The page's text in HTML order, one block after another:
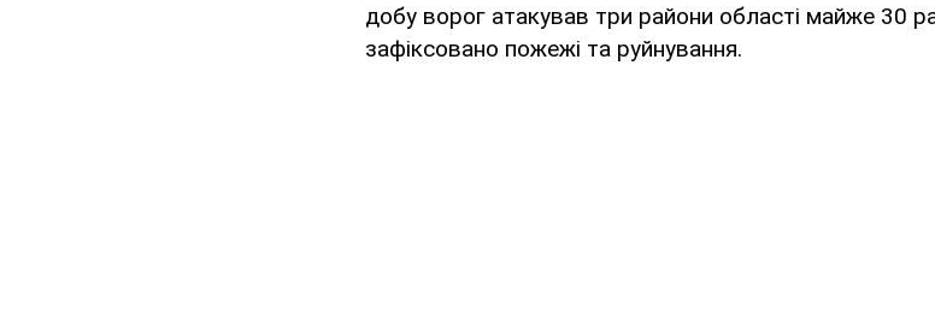
добу ворог атакував три райони області майже 30
зафіксовано пожежі та руйнування.